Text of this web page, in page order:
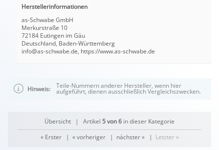
Herstellerinformationen
as-Schwabe GmbH
Merkurstraße 10
72184 Eutingen im Gäu
Deutschland, Baden-Württemberg
info@as-schwabe.de, https://www.as-schwabe.de
Hinweis: Teile-Nummern anderer Hersteller, wenn hier
aufgeführt, dienen ausschließlich Vergleichszwecken.
Übersicht | Artikel 5 von 6 in dieser Kategorie
« Erster| « vorheriger| nächster »| Letzter »